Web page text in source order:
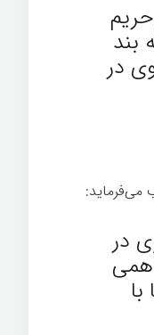
بند
در
می‌فرماید:
در